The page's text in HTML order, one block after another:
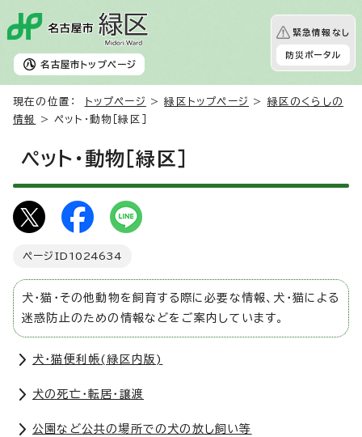
名古屋市 トップページ
緊急情報なし
防災ポータル
現在の位置： トップページ >緑区トップページ > 緑区のくらしの
情報
> ペット・動物［緑区］
ペット・動物［緑区］
ページID 1024634
犬・猫・その他動物を飼育する際に必要な情報、犬・猫による
迷惑防止のための情報などをご案内しています。
犬・猫便利帳(緑区内版)
犬の死亡・転居・譲渡
公園など公共の場所での犬の放し飼い等